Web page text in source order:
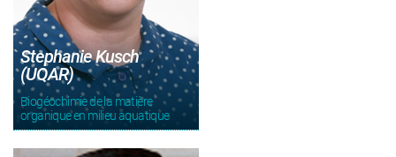
Stephanie Kusch
(UQAR)
Biogéochimie de la matière
organique en milieu aquatique